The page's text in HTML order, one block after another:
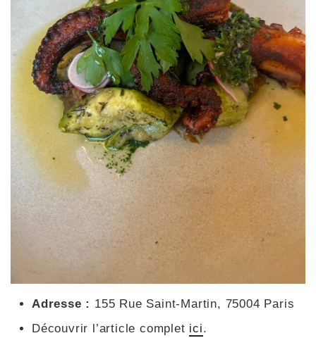
Adresse : 155 Rue Saint-Martin, 75004 Paris
Découvrir l’article complet ici.